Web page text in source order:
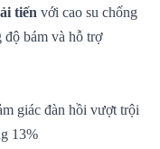
tiến với cao su chống
độ bám và hỗ trợ
giác đàn hồi vượt trội
13%